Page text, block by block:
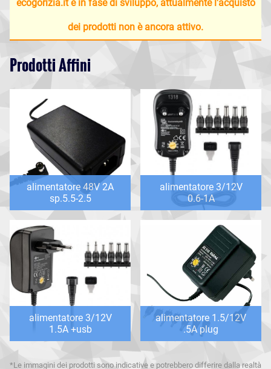
ecogorizia.it è in fase di sviluppo, attualmente l'acquisto
dei prodotti non è ancora attivo.
Prodotti Affini
alimentatore 48V 2A
sp.5.5-2.5
alimentatore 3/12V
0.6-1A
alimentatore 3/12V
1.5A +usb
alimentatore 1.5/12V
.5A plug
*Le immagini dei prodotti sono indicative e potrebbero differire dalla realtà